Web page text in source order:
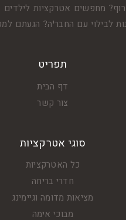
מחפשים אטרקציות לילדים
לבילוי עם החבר'ה? הגעתם
תפריט
דף הבית
צור קשר
סוגי אטרקציות
כל האטרקציות
חדרי בריחה
מציאות מדומה וגיימינג
מבוכי אימה